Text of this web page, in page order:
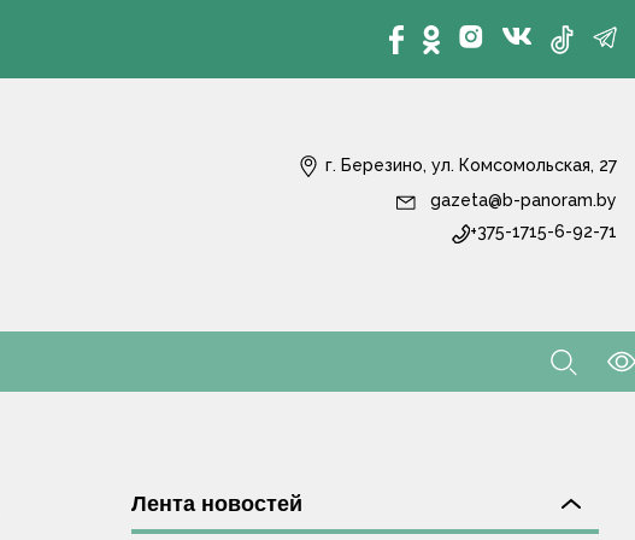
г. Березино, ул. Комсомольская, 27
gazeta@b-panoram.by
+375-1715-6-92-71
Лента новостей